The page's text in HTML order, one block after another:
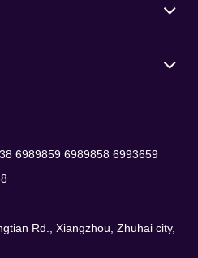
6989859 6989858 6993659
Rd., Xiangzhou, Zhuhai city,